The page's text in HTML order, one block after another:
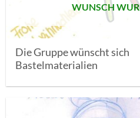
WUNSCH
Die Gruppe wünscht sich
Bastelmaterialien